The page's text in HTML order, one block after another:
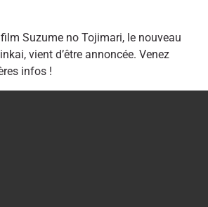
Suzume no Tojimari, le nouveau
vient d’être annoncée. Venez
infos !